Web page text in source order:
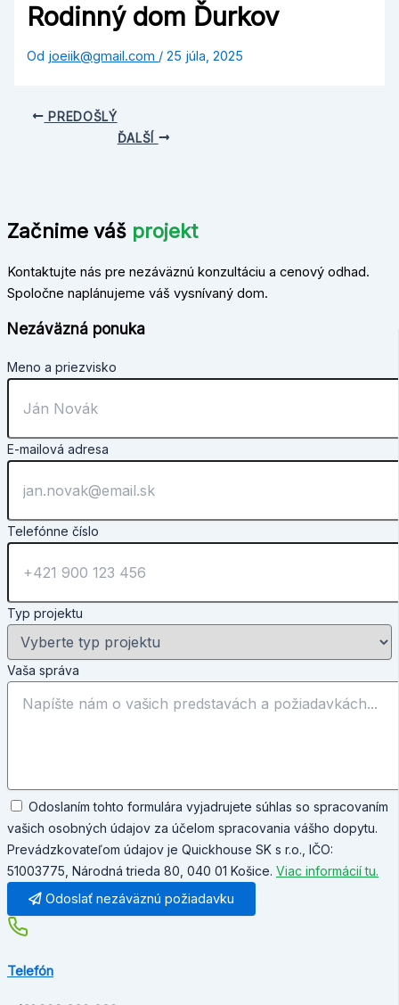
Rodinný dom Ďurkov
Od joeiik@gmail.com /25 júla, 2025
PREDOŠLÝ
ĎALŠÍ
Začnime váš projekt
Kontaktujte nás pre nezáväznú konzultáciu a cenový odhad.
Spoločne naplánujeme váš vysnívaný dom.
Nezáväzná ponuka
Meno a priezvisko
E-mailová adresa
Telefónne číslo
Typ projektu
Vaša správa
Odoslaním tohto formulára vyjadrujete súhlas so spracovaním
vašich osobných údajov za účelom spracovania vášho dopytu.
Prevádzkovateľom údajov je Quickhouse SK s r.o., IČO:
51003775, Národná trieda 80, 040 01 Košice. Viac informácií tu.
Odoslať nezáväznú požiadavku
Telefón